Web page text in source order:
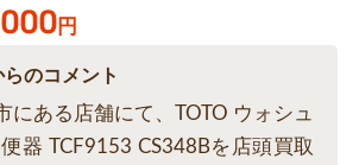
円
のコメント
にある店舗にて、TOTO ウォシュ
器 TCF9153 CS348Bを店頭買取